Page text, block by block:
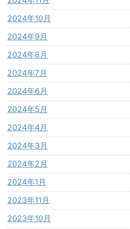
2024年10月
2024年9月
2024年8月
2024年7月
2024年6月
2024年5月
2024年4月
2024年3月
2024年2月
2024年1月
2023年11月
2023年10月